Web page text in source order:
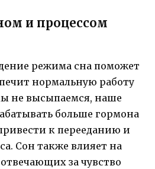
и процессом
режима сна поможет
нормальную работу
не высыпаемся, наше
больше гормона
к перееданию и
Сон также влияет на
за чувство